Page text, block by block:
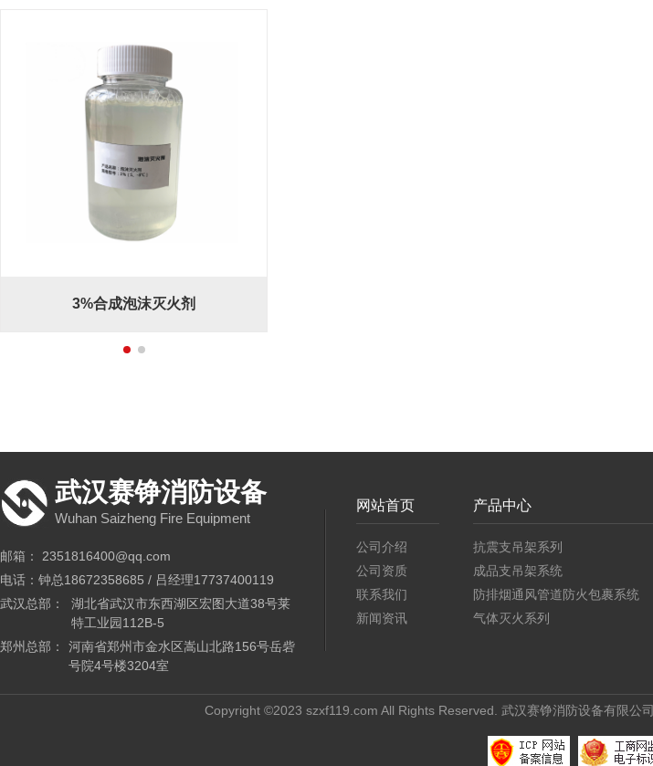
3%合成泡沫灭火剂
武汉赛铮消防设备
Wuhan Saizheng Fire Equipment
邮箱： 2351816400@qq.com
电话：钟总18672358685 / 吕经理17737400119
武汉总部：
湖北省武汉市东西湖区宏图大道38号莱
特工业园112B-5
郑州总部：
河南省郑州市金水区嵩山北路156号岳砦
号院4号楼3204室
网站首页
公司介绍
公司资质
联系我们
新闻资讯
产品中心
抗震支吊架系列
成品支吊架系统
防排烟通风管道防火包裹系统
气体灭火系列
Copyright ©2023 szxf119.com All Rights Reserved. 武汉赛铮消防设备有限公司